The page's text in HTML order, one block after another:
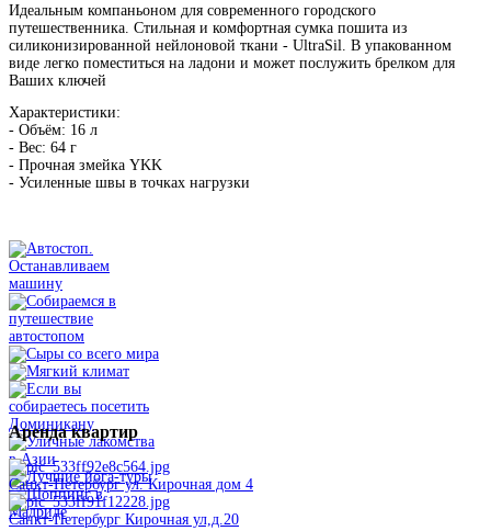
Идеальным компаньоном для современного городского
путешественника. Стильная и комфортная сумка пошита из
силиконизированной нейлоновой ткани - UltraSil. В упакованном
виде легко поместиться на ладони и может послужить брелком для
Ваших ключей
Характеристики:
- Объём: 16 л
- Вес: 64 г
- Прочная змейка YKK
- Усиленные швы в точках нагрузки
Арендаквартир
Санкт-Петербург ул. Кирочная дом 4
Санкт-Петербург Кирочная ул,д.20